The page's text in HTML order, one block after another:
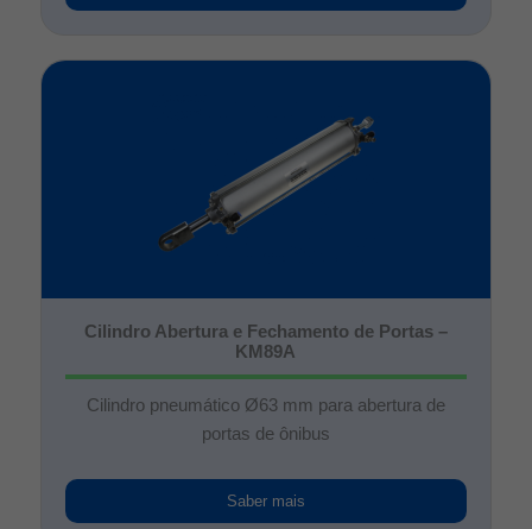
Cilindro Abertura e Fechamento de Portas –
KM89A
Cilindro pneumático Ø63 mm para abertura de
portas de ônibus
Saber mais